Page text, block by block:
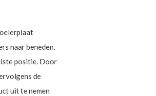
naar beneden.
positie. Door
de
uit te nemen